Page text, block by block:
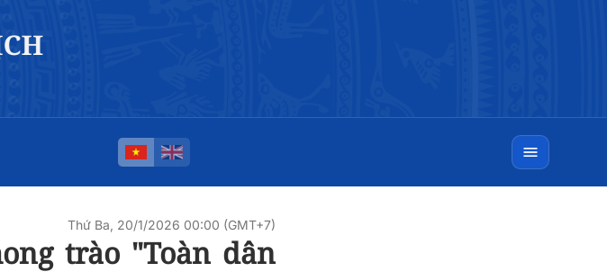
Thứ Ba, 20/1/2026 00:00 (GMT+7)
trào "Toàn dân